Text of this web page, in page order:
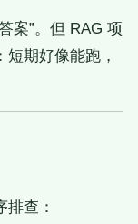
案”。但 RAG 项
期好像能跑，
查：